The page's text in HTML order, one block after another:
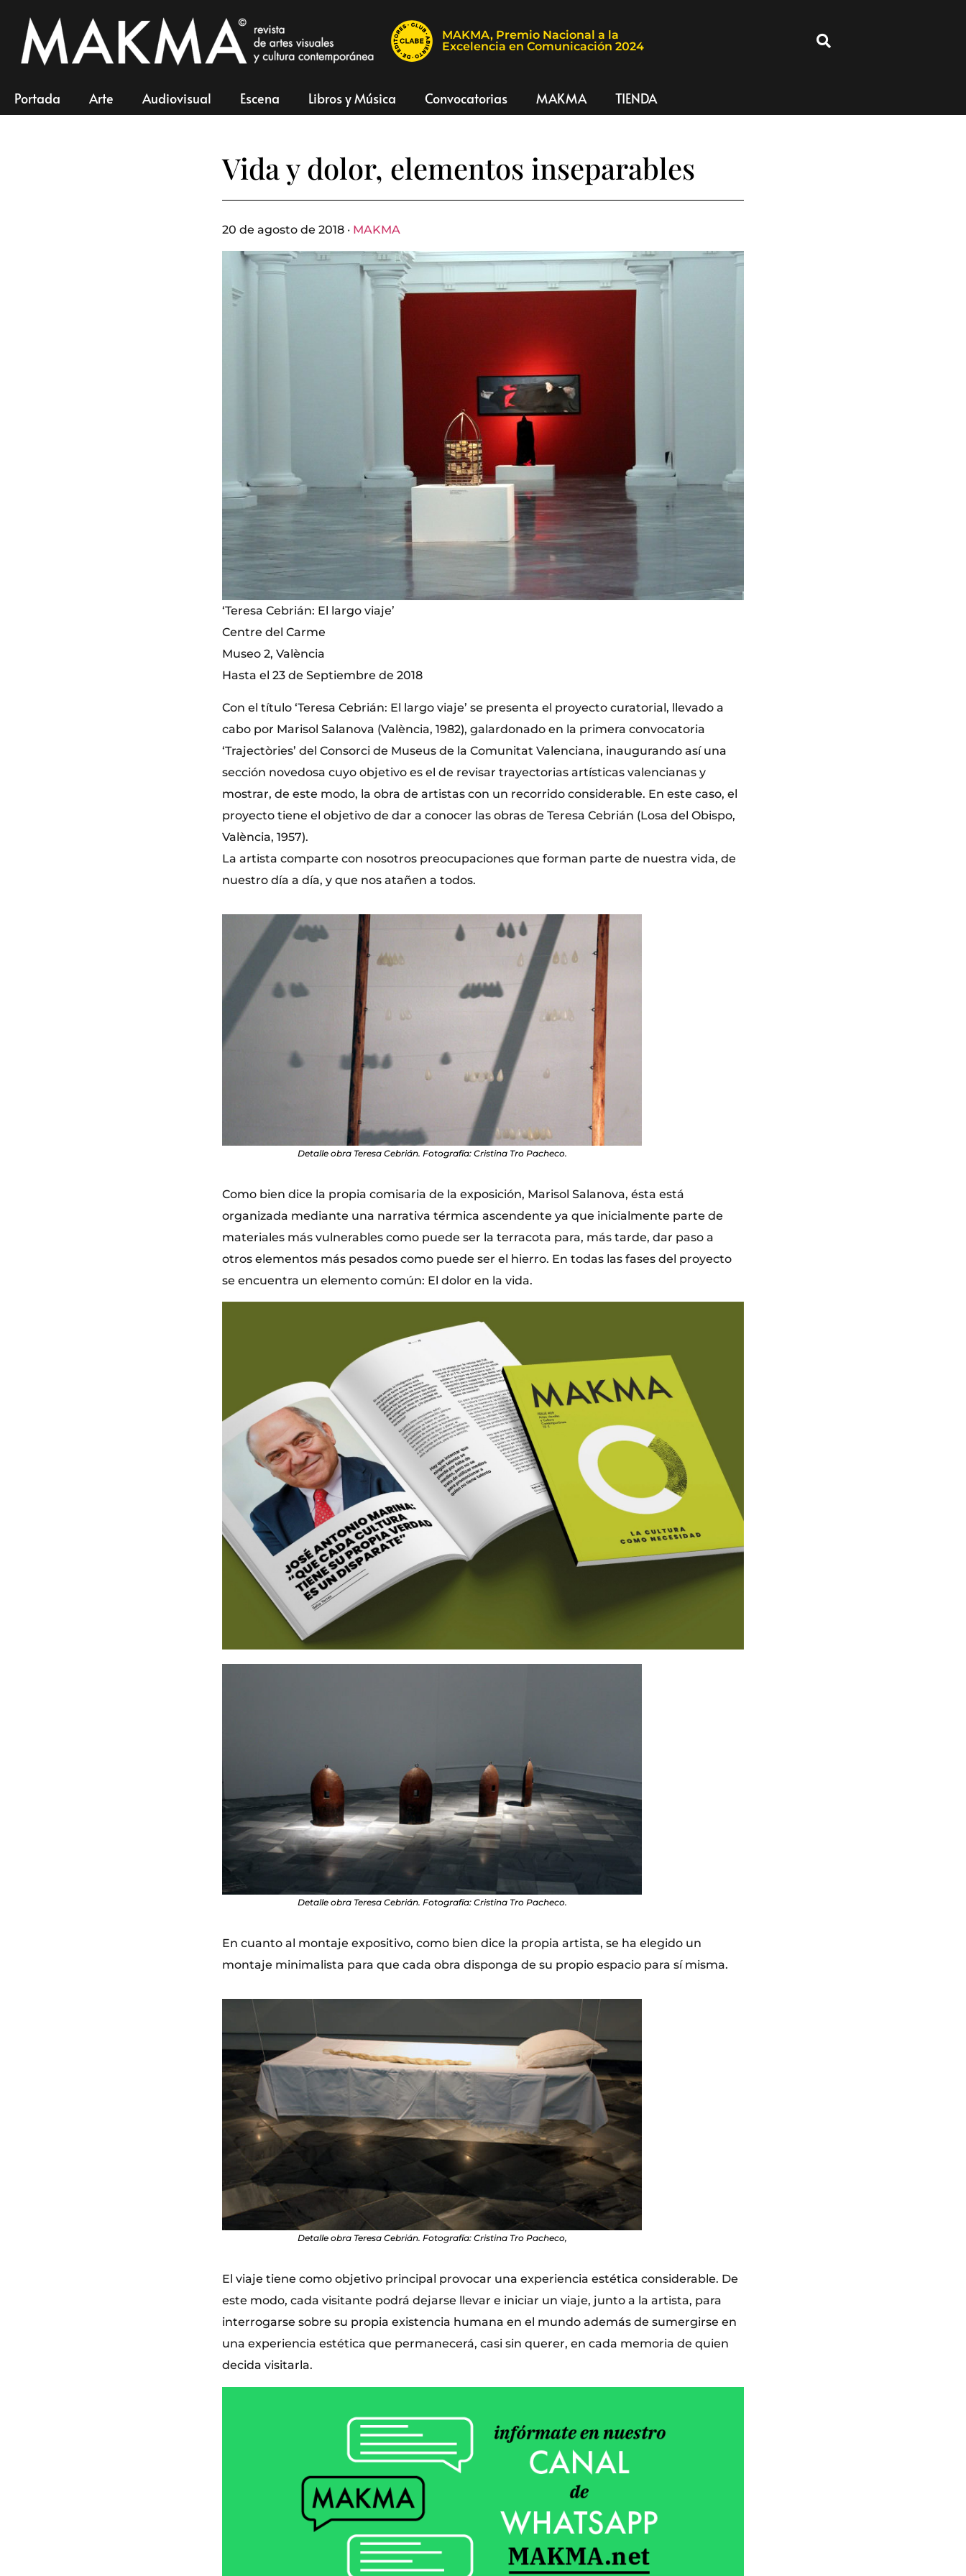
MAKMA, Premio Nacional a la
Excelencia en Comunicación 2024
Portada Arte Audiovisual Escena Libros y Música Convocatorias MAKMA TIENDA
Vida y dolor, elementos inseparables
20 de agosto de 2018 · MAKMA
‘Teresa Cebrián: El largo viaje’
Centre del Carme
Museo 2, València
Hasta el 23 de Septiembre de 2018
Con el título ‘Teresa Cebrián: El largo viaje’ se presenta el proyecto curatorial, llevado a
cabo por Marisol Salanova (València, 1982), galardonado en la primera convocatoria
‘Trajectòries’ del Consorci de Museus de la Comunitat Valenciana, inaugurando así una
sección novedosa cuyo objetivo es el de revisar trayectorias artísticas valencianas y
mostrar, de este modo, la obra de artistas con un recorrido considerable. En este caso, el
proyecto tiene el objetivo de dar a conocer las obras de Teresa Cebrián (Losa del Obispo,
València, 1957).
La artista comparte con nosotros preocupaciones que forman parte de nuestra vida, de
nuestro día a día, y que nos atañen a todos.
Detalle obra Teresa Cebrián. Fotografía: Cristina Tro Pacheco.
Como bien dice la propia comisaria de la exposición, Marisol Salanova, ésta está
organizada mediante una narrativa térmica ascendente ya que inicialmente parte de
materiales más vulnerables como puede ser la terracota para, más tarde, dar paso a
otros elementos más pesados como puede ser el hierro. En todas las fases del proyecto
se encuentra un elemento común: El dolor en la vida.
Detalle obra Teresa Cebrián. Fotografía: Cristina Tro Pacheco.
En cuanto al montaje expositivo, como bien dice la propia artista, se ha elegido un
montaje minimalista para que cada obra disponga de su propio espacio para sí misma.
Detalle obra Teresa Cebrián. Fotografía: Cristina Tro Pacheco,
El viaje tiene como objetivo principal provocar una experiencia estética considerable. De
este modo, cada visitante podrá dejarse llevar e iniciar un viaje, junto a la artista, para
interrogarse sobre su propia existencia humana en el mundo además de sumergirse en
una experiencia estética que permanecerá, casi sin querer, en cada memoria de quien
decida visitarla.